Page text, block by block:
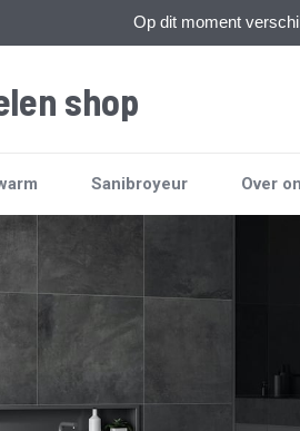
Op dit moment
shop
Sanibroyeur Over